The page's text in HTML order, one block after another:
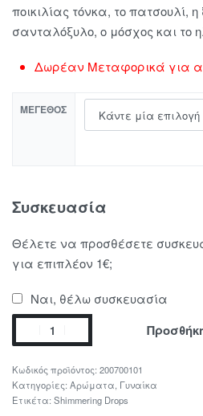
ποικιλίας τόνκα, το πατσουλί,
σανταλόξυλο, ο μόσχος και το
Δωρέαν Μεταφορικά για
ΜΈΓΕΘΟΣ
Συσκευασία
Θέλετε να προσθέσετε
για επιπλέον 1€;
Ναι, θέλω συσκευασία
200700101
Κατηγορίες: Αρώματα, Γυναίκα
Ετικέτα: Shimmering Drops